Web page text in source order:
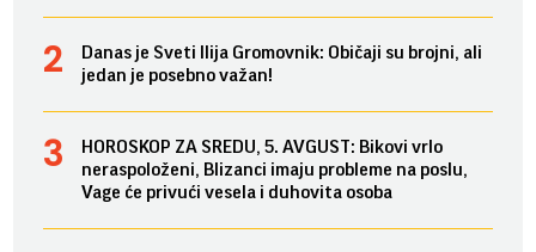
Danas je Sveti Ilija Gromovnik: Običaji su brojni, ali
jedan je posebno važan!
HOROSKOP ZA SREDU, 5. AVGUST: Bikovi vrlo
neraspoloženi, Blizanci imaju probleme na poslu,
Vage će privući vesela i duhovita osoba